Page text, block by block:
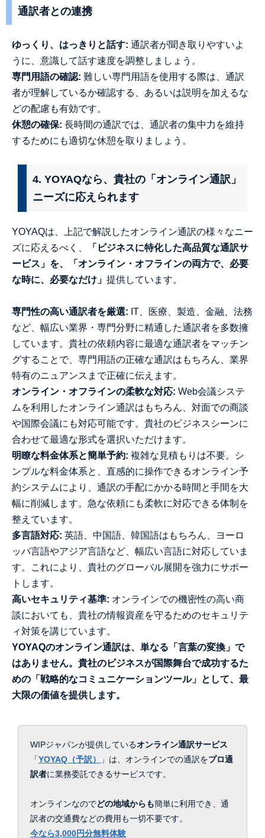
通訳者との連携
ゆっくり、はっきりと話す: 通訳者が聞き取りやすいよ
うに、意識して話す速度を調整しましょう。
専門用語の確認: 難しい専門用語を使用する際は、通訳
者が理解しているか確認する、あるいは説明を加えるな
どの配慮も有効です。
休憩の確保: 長時間の通訳では、通訳者の集中力を維持
するためにも適切な休憩を取りましょう。
4. YOYAQなら、貴社の「オンライン通訳」
ニーズに応えられます
YOYAQは、上記で解説したオンライン通訳の様々なニー
ズに応えるべく、
「ビジネスに特化した高品質な通訳サ
ービス」を、「オンライン・オフラインの両方で、必要
な時に、必要なだけ」 提供しています。
専門性の高い通訳者を厳選: IT、医療、製造、金融、法務
など、幅広い業界・専門分野に精通した通訳者を多数擁
しています。貴社の依頼内容に最適な通訳者をマッチン
グすることで、専門用語の正確な通訳はもちろん、業界
特有のニュアンスまで正確に伝えます。
オンライン・オフラインの柔軟な対応: Web会議システ
ムを利用したオンライン通訳はもちろん、対面での商談
や国際会議にも対応可能です。貴社のビジネスシーンに
合わせて最適な形式を選択いただけます。
明瞭な料金体系と簡単予約: 複雑な見積もりは不要。シ
ンプルな料金体系と、直感的に操作できるオンライン予
約システムにより、通訳の手配にかかる時間と手間を大
幅に削減します。急な依頼にも柔軟に対応できる体制を
整えています。
多言語対応: 英語、中国語、韓国語はもちろん、ヨーロ
ッパ言語やアジア言語など、幅広い言語に対応していま
す。これにより、貴社のグローバル展開を強力にサポー
トします。
高いセキュリティ基準: オンラインでの機密性の高い商
談においても、貴社の情報資産を守るためのセキュリテ
ィ対策を講じています。
YOYAQのオンライン通訳は、単なる「言葉の変換」で
はありません。貴社のビジネスが国際舞台で成功するた
めの「戦略的なコミュニケーションツール」として、最
大限の価値を提供します。
WIPジャパンが提供しているオンライン通訳サービス
「YOYAQ（予訳） 」は、 オンラインでの通訳をプロ通
訳者に業務委託できるサービスです。
オンラインなのでどの地域からも簡単に利用でき、通
訳者の交通費などの費用も一切不要です。
今なら3,000円分無料体験